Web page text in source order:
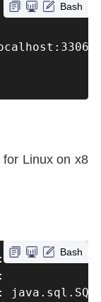
Bash
Linux on x8
Bash
2023-07-12